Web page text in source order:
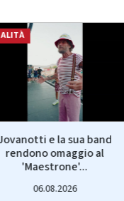
e la sua band
rendono omaggio al
'Maestrone'...
06.08.2026